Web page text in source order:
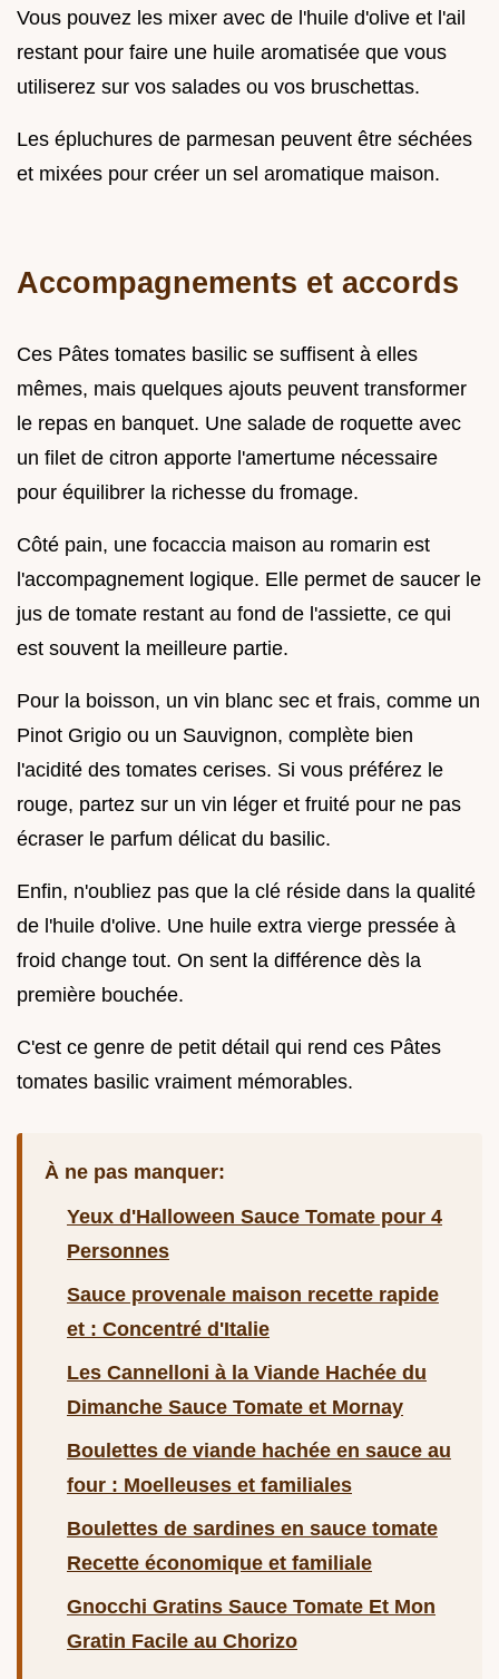
Vous pouvez les mixer avec de l'huile d'olive et l'ail
restant pour faire une huile aromatisée que vous
utiliserez sur vos salades ou vos bruschettas.
Les épluchures de parmesan peuvent être séchées
et mixées pour créer un sel aromatique maison.
Accompagnements et accords
Ces Pâtes tomates basilic se suffisent à elles
mêmes, mais quelques ajouts peuvent transformer
le repas en banquet. Une salade de roquette avec
un filet de citron apporte l'amertume nécessaire
pour équilibrer la richesse du fromage.
Côté pain, une focaccia maison au romarin est
l'accompagnement logique. Elle permet de saucer le
jus de tomate restant au fond de l'assiette, ce qui
est souvent la meilleure partie.
Pour la boisson, un vin blanc sec et frais, comme un
Pinot Grigio ou un Sauvignon, complète bien
l'acidité des tomates cerises. Si vous préférez le
rouge, partez sur un vin léger et fruité pour ne pas
écraser le parfum délicat du basilic.
Enfin, n'oubliez pas que la clé réside dans la qualité
de l'huile d'olive. Une huile extra vierge pressée à
froid change tout. On sent la différence dès la
première bouchée.
C'est ce genre de petit détail qui rend ces Pâtes
tomates basilic vraiment mémorables.
À ne pas manquer:
Yeux d'Halloween Sauce Tomate pour 4
Personnes
Sauce provenale maison recette rapide
et : Concentré d'Italie
Les Cannelloni à la Viande Hachée du
Dimanche Sauce Tomate et Mornay
Boulettes de viande hachée en sauce au
four : Moelleuses et familiales
Boulettes de sardines en sauce tomate
Recette économique et familiale
Gnocchi Gratins Sauce Tomate Et Mon
Gratin Facile au Chorizo